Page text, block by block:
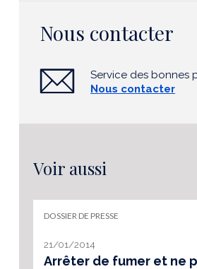
Nous contacter
Service des bonnes
Nous contacter
Voir aussi
DOSSIER DE PRESSE
21/01/2014
Arrêter de fumer et ne